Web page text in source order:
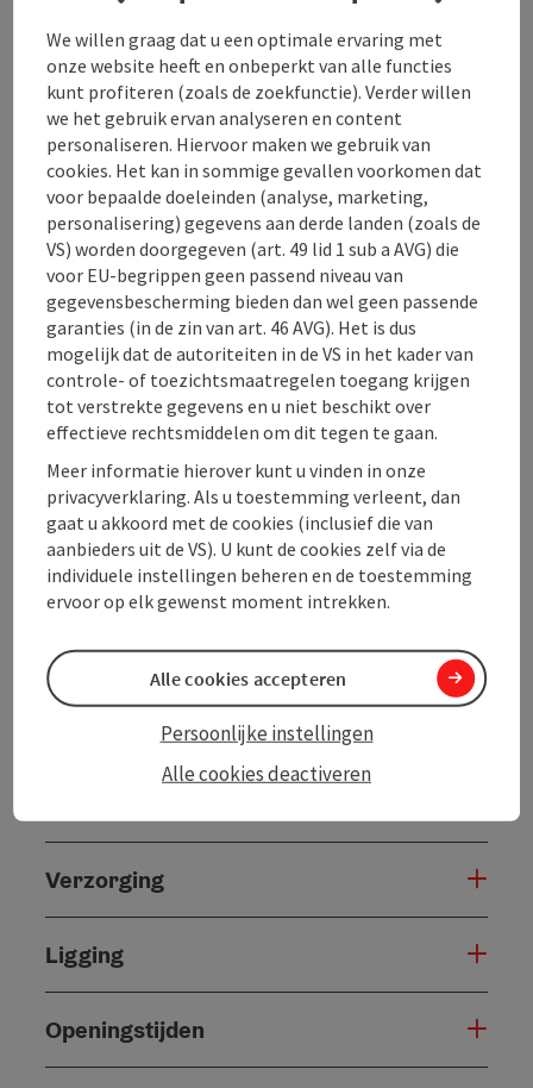
Als speciale attracties willen we graag het
uitzichtplatform "Vijf Vingers" in de avonturenwereld
Dachstein-Krippenstein of de boottocht naar
Hallstatt - met een bezoek aan de oudste zoutmijn
ter wereld - benadrukken.
Een opsomming van alle zomerattracties zou
waarschijnlijk het bestek van dit artikel te buiten
gaan.
Dankzij de gunstige ligging (Bad Goisern am
Hallstättersee ligt in het hart van het
Salzkammergut) is ons appartement het ideale
uitgangspunt voor alle ...
Beschrijving volledig aangeven
Contact
Algemene informatie
Verzorging
Ligging
Openingstijden
We willen graag dat u een optimale ervaring met
onze website heeft en onbeperkt van alle functies
kunt profiteren (zoals de zoekfunctie). Verder willen
we het gebruik ervan analyseren en content
personaliseren. Hiervoor maken we gebruik van
cookies. Het kan in sommige gevallen voorkomen dat
voor bepaalde doeleinden (analyse, marketing,
personalisering) gegevens aan derde landen (zoals de
VS) worden doorgegeven (art. 49 lid 1 sub a AVG) die
voor EU-begrippen geen passend niveau van
gegevensbescherming bieden dan wel geen passende
garanties (in de zin van art. 46 AVG). Het is dus
mogelijk dat de autoriteiten in de VS in het kader van
controle- of toezichtsmaatregelen toegang krijgen
tot verstrekte gegevens en u niet beschikt over
effectieve rechtsmiddelen om dit tegen te gaan.
Meer informatie hierover kunt u vinden in onze
privacyverklaring. Als u toestemming verleent, dan
gaat u akkoord met de cookies (inclusief die van
aanbieders uit de VS). U kunt de cookies zelf via de
individuele instellingen beheren en de toestemming
ervoor op elk gewenst moment intrekken.
Alle cookies deactiveren
Persoonlijke instellingen
Alle cookies accepteren